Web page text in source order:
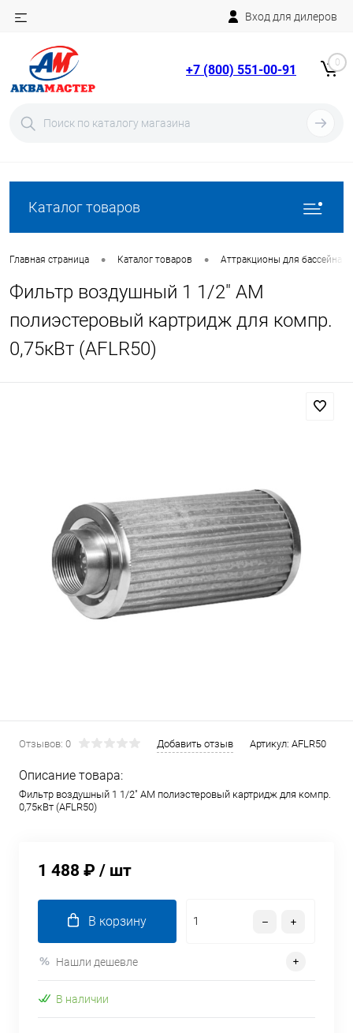
Вход для дилеров
+7 (800) 551-00-91 0
Каталог товаров
Главная страница • Каталог товаров • Аттракционы для бассейна
Фильтр воздушный 1 1/2" AM
полиэстеровый картридж для компр.
0,75кВт (AFLR50)
Отзывов: 0 Добавить отзыв Артикул: AFLR50
Описание товара:
Фильтр воздушный 1 1/2" AM полиэстеровый картридж для компр.
0,75кВт (AFLR50)
1 488 ₽ / шт
В корзину
Нашли дешевле
В наличии